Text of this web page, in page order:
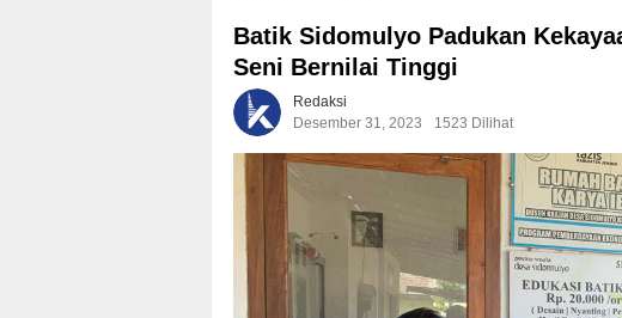
Batik Sidomulyo Padukan
Seni Bernilai Tinggi
Redaksi
Desember 31, 2023
1523 Dilihat